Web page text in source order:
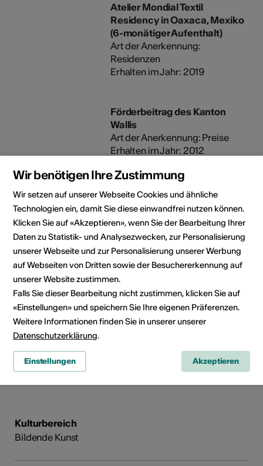
Atelier Mondial Textil
Residency in Oaxaca, Mexiko
(6-monätiger Aufenthalt)
Art der Anerkennung:
Residenzen
Erhalten im Jahr: 2019
Förderbeitrag des Kanton
Wallis
Art der Anerkennung: Preise
Erhalten im Jahr: 2012
Ikea Stipendium für den
Master am Institut Français
de la Mode (IFM), Paris
Art der Anerkennung:
Stipendien
Erhalten im Jahr: 2012
Künstleratelier in Paris vom
Kanton Wallis (6-monätiger
Aufenthalt)
Erhalten im Jahr: 2012
Kulturbereich
Bildende Kunst
Wir benötigen Ihre Zustimmung
Wir setzen auf unserer Webseite Cookies und ähnliche
Technologien ein, damit Sie diese einwandfrei nutzen können.
Klicken Sie auf «Akzeptieren», wenn Sie der Bearbeitung Ihrer
Daten zu Statistik- und Analysezwecken, zur Personalisierung
unserer Webseite und zur Personalisierung unserer Werbung
auf Webseiten von Dritten sowie der Besuchererkennung auf
unserer Website zustimmen.
Falls Sie dieser Bearbeitung nicht zustimmen, klicken Sie auf
«Einstellungen» und speichern Sie Ihre eigenen Präferenzen.
Weitere Informationen finden Sie in unserer unserer
Datenschutzerklärung.
Einstellungen Akzeptieren